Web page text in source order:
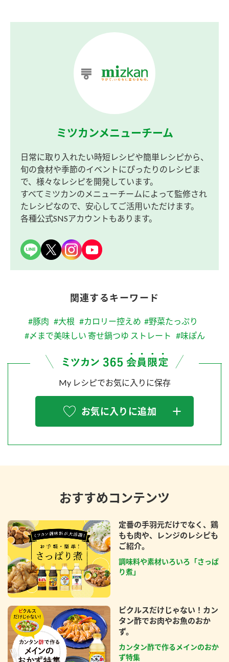
ミツカンメニューチーム
日常に取り入れたい時短レシピや簡単レシピから、
旬の食材や季節のイベントにぴったりのレシピま
で、様々なレシピを開発しています。
すべてミツカンのメニューチームによって監修され
たレシピなので、安心してご活用いただけます。
各種公式SNSアカウントもあります。
関連するキーワード
#豚肉 #大根 #カロリー控えめ #野菜たっぷり
#〆まで美味しい 寄せ鍋つゆ ストレート #味ぽん
My レシピでお気に入りに保存
お気に入りに追加
おすすめコンテンツ
定番の手羽元だけでなく、鶏
もも肉や、レンジのレシピも
ご紹介。
調味料や素材いろいろ「さっぱ
り煮」
ピクルスだけじゃない！カン
タン酢でお肉やお魚のおか
ず。
カンタン酢で作るメインのおか
ず特集